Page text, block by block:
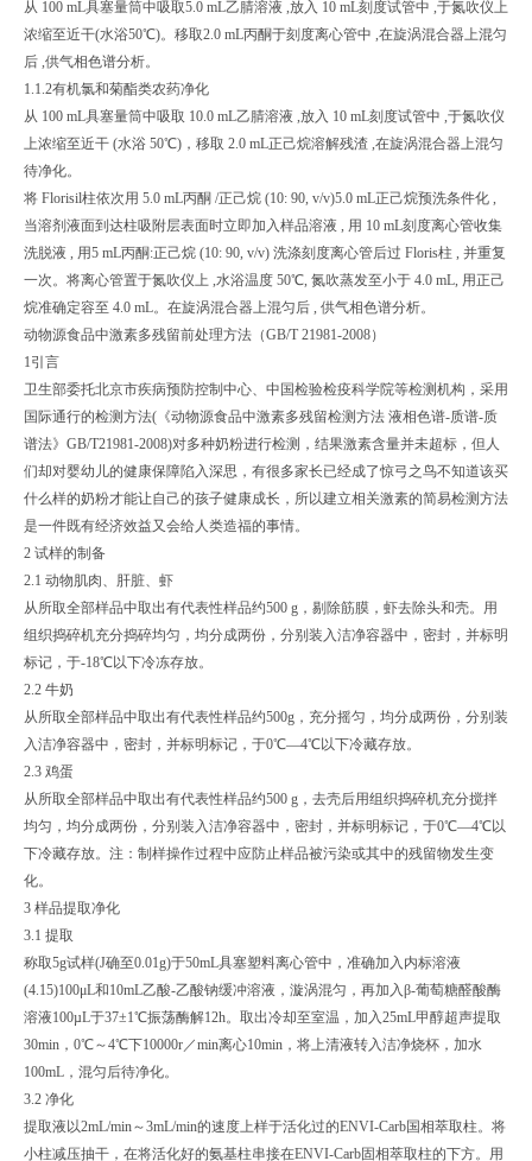
从 100 mL具塞量筒中吸取5.0 mL乙腈溶液 ,放入 10 mL刻度试管中 ,于氮吹仪上
浓缩至近干(水浴50℃)。移取2.0 mL丙酮于刻度离心管中 ,在旋涡混合器上混匀
后 ,供气相色谱分析。
1.1.2有机氯和菊酯类农药净化
从 100 mL具塞量筒中吸取 10.0 mL乙腈溶液 ,放入 10 mL刻度试管中 ,于氮吹仪
上浓缩至近干 (水浴 50℃)，移取 2.0 mL正己烷溶解残渣 ,在旋涡混合器上混匀
待净化。
将 Florisil柱依次用 5.0 mL丙酮 /正己烷 (10: 90, v/v)5.0 mL正己烷预洗条件化 ,
当溶剂液面到达柱吸附层表面时立即加入样品溶液 , 用 10 mL刻度离心管收集
洗脱液 , 用5 mL丙酮:正己烷 (10: 90, v/v) 洗涤刻度离心管后过 Floris柱 , 并重复
一次。将离心管置于氮吹仪上 ,水浴温度 50℃, 氮吹蒸发至小于 4.0 mL, 用正己
烷准确定容至 4.0 mL。在旋涡混合器上混匀后 , 供气相色谱分析。
动物源食品中激素多残留前处理方法（GB/T 21981-2008）
1引言
卫生部委托北京市疾病预防控制中心、中国检验检疫科学院等检测机构，采用
国际通行的检测方法(《动物源食品中激素多残留检测方法 液相色谱-质谱-质
谱法》GB/T21981-2008)对多种奶粉进行检测，结果激素含量并未超标，但人
们却对婴幼儿的健康保障陷入深思，有很多家长已经成了惊弓之鸟不知道该买
什么样的奶粉才能让自己的孩子健康成长，所以建立相关激素的简易检测方法
是一件既有经济效益又会给人类造福的事情。
2 试样的制备
2.1 动物肌肉、肝脏、虾
从所取全部样品中取出有代表性样品约500 g，剔除筋膜，虾去除头和壳。用
组织捣碎机充分捣碎均匀，均分成两份，分别装入洁净容器中，密封，并标明
标记，于-18℃以下冷冻存放。
2.2 牛奶
从所取全部样品中取出有代表性样品约500g，充分摇匀，均分成两份，分别装
入洁净容器中，密封，并标明标记，于0℃—4℃以下冷藏存放。
2.3 鸡蛋
从所取全部样品中取出有代表性样品约500 g，去壳后用组织捣碎机充分搅拌
均匀，均分成两份，分别装入洁净容器中，密封，并标明标记，于0℃—4℃以
下冷藏存放。注：制样操作过程中应防止样品被污染或其中的残留物发生变
化。
3 样品提取净化
3.1 提取
称取5g试样(J确至0.01g)于50mL具塞塑料离心管中，准确加入内标溶液
(4.15)100μL和10mL乙酸-乙酸钠缓冲溶液，漩涡混匀，再加入β-葡萄糖醛酸酶
溶液100µL于37±1℃振荡酶解12h。取出冷却至室温，加入25mL甲醇超声提取
30min，0℃～4℃下10000r／min离心10min，将上清液转入洁净烧杯，加水
100mL，混匀后待净化。
3.2 净化
提取液以2mL/min～3mL/min的速度上样于活化过的ENVI-Carb国相萃取柱。将
小柱减压抽干，在将活化好的氨基柱串接在ENVI-Carb固相萃取柱的下方。用